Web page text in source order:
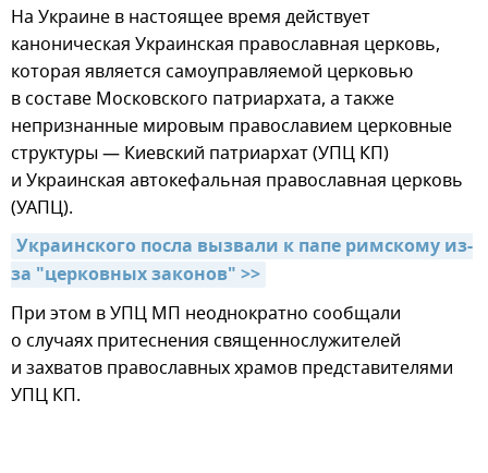
На Украине в настоящее время действует
каноническая Украинская православная церковь,
которая является самоуправляемой церковью
в составе Московского патриархата, а также
непризнанные мировым православием церковные
структуры — Киевский патриархат (УПЦ КП)
и Украинская автокефальная православная церковь
(УАПЦ).
Украинского посла вызвали к папе римскому из-
за "церковных законов" >>
При этом в УПЦ МП неоднократно сообщали
о случаях притеснения священнослужителей
и захватов православных храмов представителями
УПЦ КП.